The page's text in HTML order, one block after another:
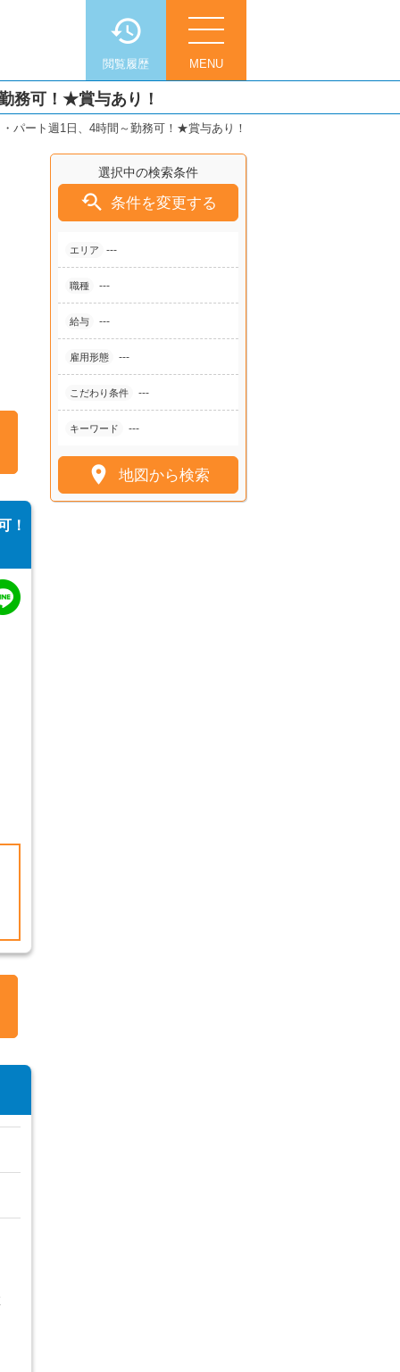
MENU
閲覧履歴
務可！★賞与あり！
パート週1日、4時間～勤務可！★賞与あり！
選択中の検索条件
 条件を変更する
エリア ---
職種 ---
給与 ---
雇用形態 ---
こだわり条件 ---
キーワード ---
 地図から検索
！